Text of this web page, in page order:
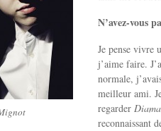
N’avez-vous
Je pense vivre
j’aime faire.
normale,
meilleur ami.
regarder
reconnaissant